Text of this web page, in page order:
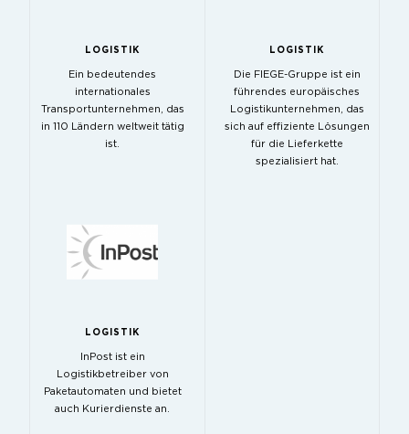
LOGISTIK
Ein bedeutendes
internationales
Transportunternehmen, das
in 110 Ländern weltweit tätig
ist.
LOGISTIK
Die FIEGE-Gruppe ist ein
führendes europäisches
Logistikunternehmen, das
sich auf effiziente Lösungen
für die Lieferkette
spezialisiert hat.
LOGISTIK
InPost ist ein
Logistikbetreiber von
Paketautomaten und bietet
auch Kurierdienste an.